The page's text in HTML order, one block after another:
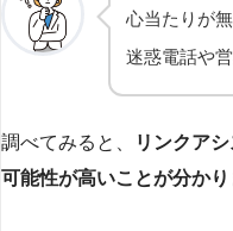
心当たりが
迷惑電話や
調べてみると、
リンクア
可能性が高いことが分かり